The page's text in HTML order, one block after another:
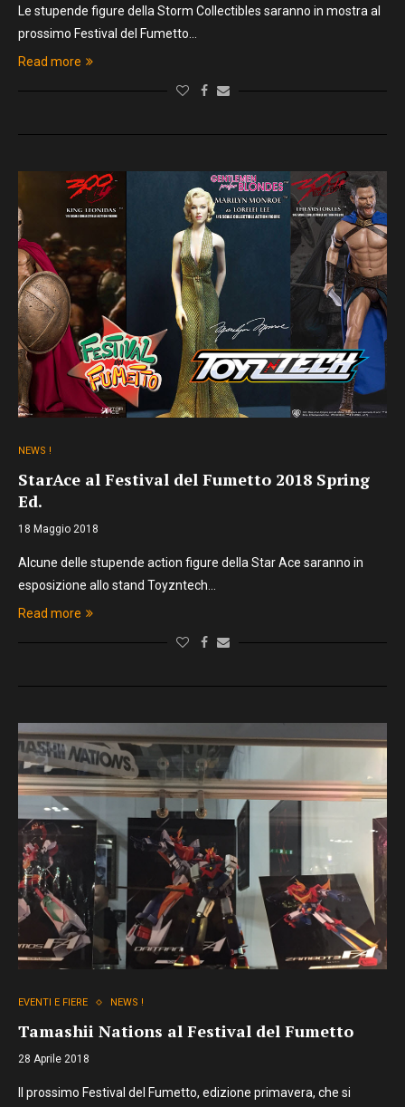
Le stupende figure della Storm Collectibles saranno in mostra al
prossimo Festival del Fumetto…
Read more
NEWS !
StarAce al Festival del Fumetto 2018 Spring
Ed.
18 Maggio 2018
Alcune delle stupende action figure della Star Ace saranno in
esposizione allo stand Toyzntech…
Read more
EVENTI E FIERE NEWS !
Tamashii Nations al Festival del Fumetto
28 Aprile 2018
Il prossimo Festival del Fumetto, edizione primavera, che si